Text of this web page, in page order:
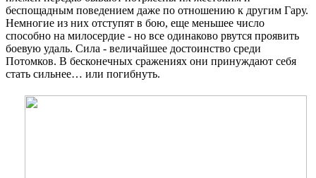
беспощадным поведением даже по отношению к другим Гару.
Немногие из них отступят в бою, еще меньшее число
способно на милосердие - но все одинаково рвутся проявить
боевую удаль. Сила - величайшее достоинство среди
Потомков. В бесконечных сражениях они принуждают себя
стать сильнее… или погибнуть.